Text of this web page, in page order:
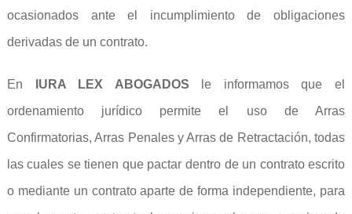
ocasionados ante el incumplimiento de obligaciones
derivadas de un contrato.
En IURA LEX ABOGADOS le informamos que el
ordenamiento jurídico permite el uso de Arras
Confirmatorias, Arras Penales y Arras de Retractación, todas
las cuales se tienen que pactar dentro de un contrato escrito
o mediante un contrato aparte de forma independiente, para